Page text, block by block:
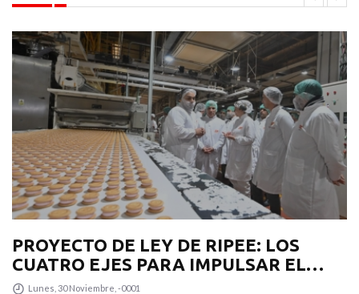
PROYECTO DE LEY DE RIPEE: LOS
CUATRO EJES PARA IMPULSAR EL
DESARROLLO PRODUCTIVO EN LA
Lunes, 30 Noviembre, -0001